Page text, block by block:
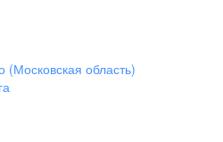
(Московская область)